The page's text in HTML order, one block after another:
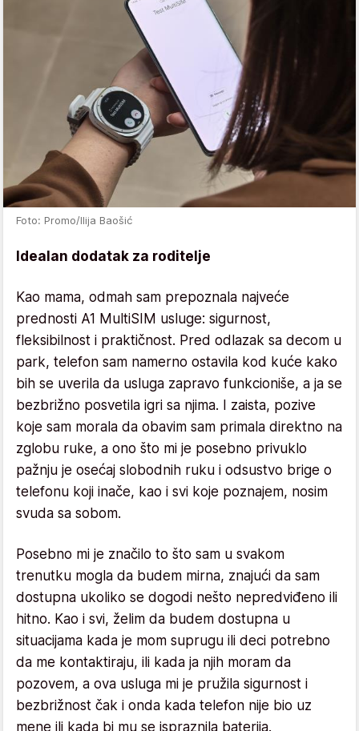
Foto: Promo/Ilija Baošić
Idealan dodatak za roditelje
Kao mama, odmah sam prepoznala najveće
prednosti A1 MultiSIM usluge: sigurnost,
fleksibilnost i praktičnost. Pred odlazak sa decom u
park, telefon sam namerno ostavila kod kuće kako
bih se uverila da usluga zapravo funkcioniše, a ja se
bezbrižno posvetila igri sa njima. I zaista, pozive
koje sam morala da obavim sam primala direktno na
zglobu ruke, a ono što mi je posebno privuklo
pažnju je osećaj slobodnih ruku i odsustvo brige o
telefonu koji inače, kao i svi koje poznajem, nosim
svuda sa sobom.
Posebno mi je značilo to što sam u svakom
trenutku mogla da budem mirna, znajući da sam
dostupna ukoliko se dogodi nešto nepredviđeno ili
hitno. Kao i svi, želim da budem dostupna u
situacijama kada je mom suprugu ili deci potrebno
da me kontaktiraju, ili kada ja njih moram da
pozovem, a ova usluga mi je pružila sigurnost i
bezbrižnost čak i onda kada telefon nije bio uz
mene ili kada bi mu se ispraznila baterija.